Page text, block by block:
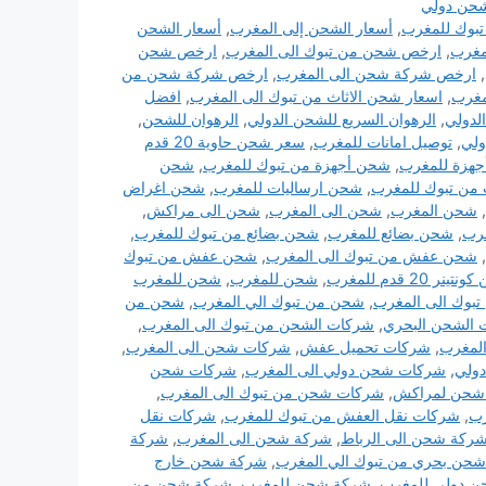
دولي
للمغرب, أسعار الشحن إلى المغرب, أسعار الشحن
, ارخص شحن من تبوك الى المغرب, ارخص شحن
, ارخص شركة شحن الى المغرب, ارخص شركة شحن من
, اسعار شحن الاثاث من تبوك الى المغرب, افضل
, الرهوان السريع للشحن الدولي, الرهوان للشحن,
, توصيل امانات للمغرب,
سعر شحن حاوية 20 قدم
للمغرب, شحن أجهزة من تبوك للمغرب, شحن
من تبوك للمغرب, شحن ارساليات للمغرب, شحن اغراض
, شحن المغرب, شحن الى المغرب, شحن الى مراكش,
, شحن بضائع للمغرب, شحن بضائع من تبوك للمغرب,
, شحن عفش من تبوك الى المغرب, شحن عفش من تبوك
20 قدم للمغرب , شحن للمغرب, شحن للمغرب
الى المغرب, شحن من تبوك الي المغرب, شحن من
الشحن البحري, شركات الشحن من تبوك الى المغرب,
, شركات تحميل عفش, شركات شحن الى المغرب,
, شركات شحن دولي الى المغرب, شركات شحن
لمراكش, شركات شحن من تبوك الى المغرب,
, شركات نقل العفش من تبوك للمغرب, شركات نقل
شركة شحن الى الرباط, شركة شحن الى المغرب, شركة
بحري من تبوك الي المغرب, شركة شحن خارج